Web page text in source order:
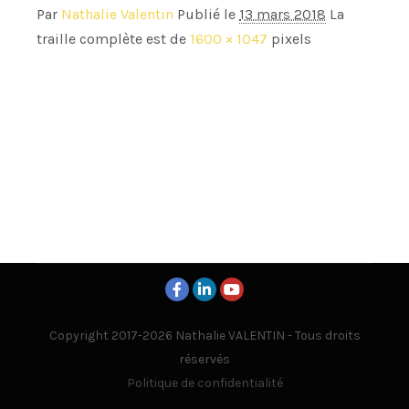
Par Nathalie Valentin Publié le 13 mars 2018 La
traille complète est de 1600 × 1047 pixels
Copyright 2017-2026 Nathalie VALENTIN - Tous droits
réservés
Politique de confidentialité